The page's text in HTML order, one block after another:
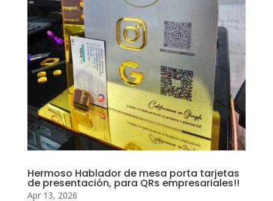
Hermoso Hablador de mesa porta tarjetas
de presentación, para QRs empresariales!!
Apr 13, 2026